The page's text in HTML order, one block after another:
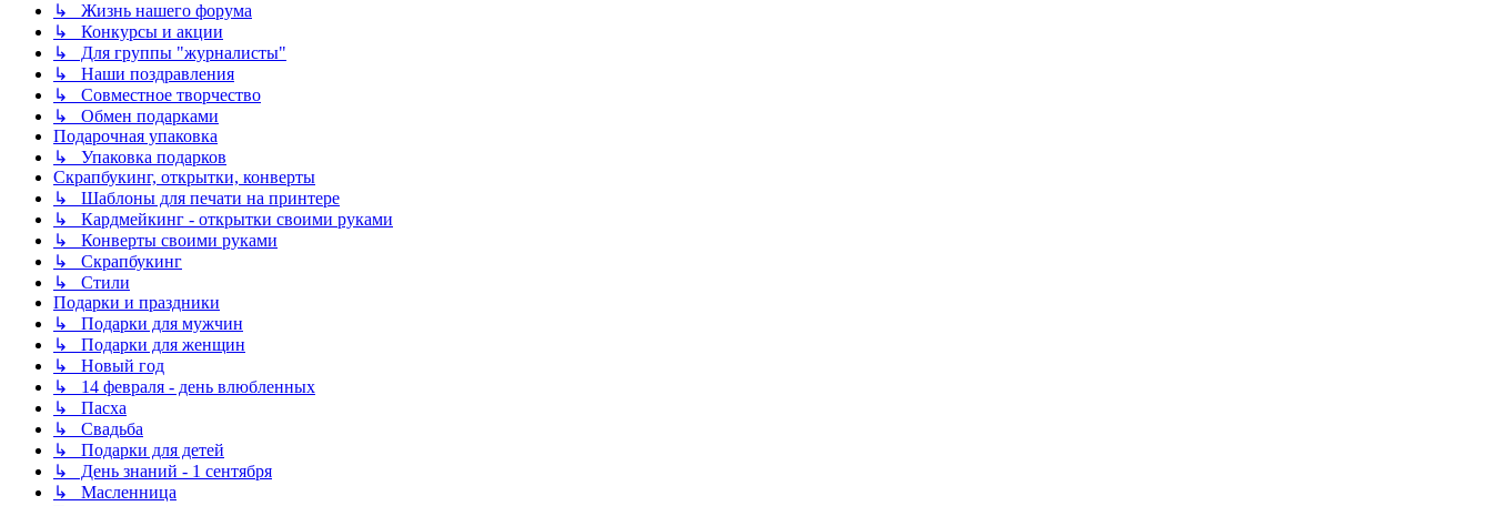
↳ Жизнь нашего форума
↳ Конкурсы и акции
↳ Для группы "журналисты"
↳ Наши поздравления
↳ Совместное творчество
↳ Обмен подарками
Подарочная упаковка
↳ Упаковка подарков
Скрапбукинг, открытки, конверты
↳ Шаблоны для печати на принтере
↳ Кардмейкинг - открытки своими руками
↳ Конверты своими руками
↳ Скрапбукинг
↳ Стили
Подарки и праздники
↳ Подарки для мужчин
↳ Подарки для женщин
↳ Новый год
↳ 14 февраля - день влюбленных
↳ Пасха
↳ Свадьба
↳ Подарки для детей
↳ День знаний - 1 сентября
↳ Масленница